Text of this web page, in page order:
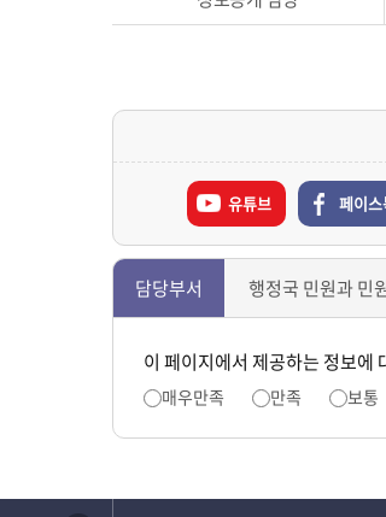
유튜브 페이
담당부서 행정국 민원과 민
이 페이지에서 제공하는 정보에
매우만족 만족 보통